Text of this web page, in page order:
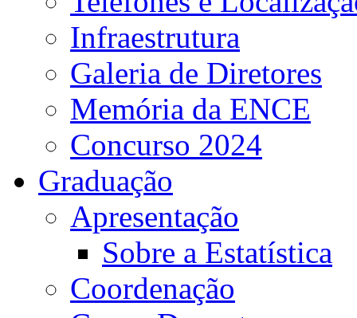
Infraestrutura
Galeria de Diretores
Memória da ENCE
Concurso 2024
Graduação
Apresentação
Sobre a Estatística
Coordenação